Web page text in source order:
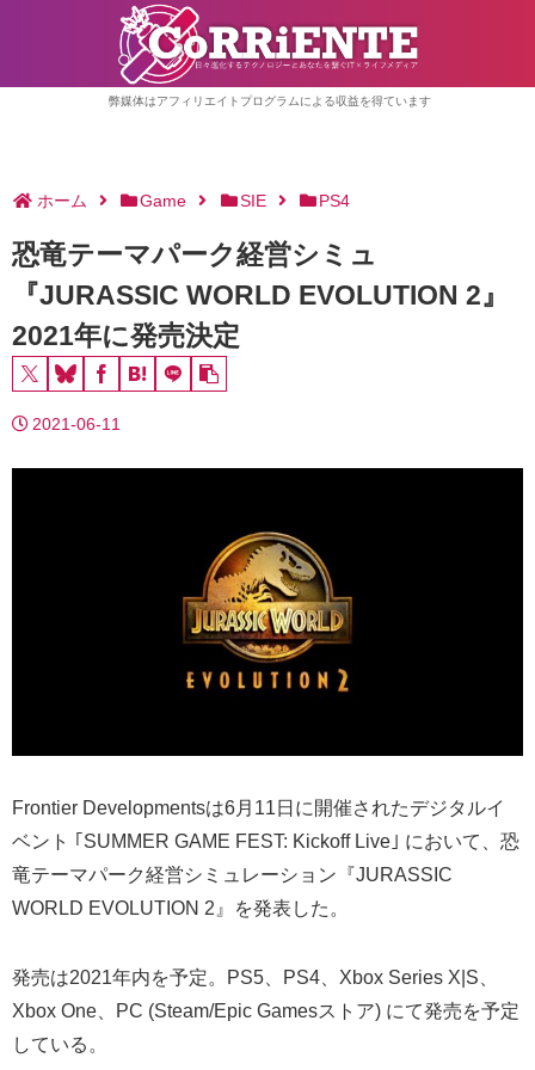
弊媒体はアフィリエイトプログラムによる収益を得ています
ホーム Game SIE PS4
恐竜テーマパーク経営シミュ
『JURASSIC WORLD EVOLUTION 2』
2021年に発売決定
2021-06-11
Frontier Developmentsは6月11日に開催されたデジタルイ
ベント ｢SUMMER GAME FEST: Kickoff Live｣ において、恐
竜テーマパーク経営シミュレーション『JURASSIC
WORLD EVOLUTION 2』を発表した。
発売は2021年内を予定。PS5、PS4、Xbox Series X|S、
Xbox One、PC (Steam/Epic Gamesストア) にて発売を予定
している。